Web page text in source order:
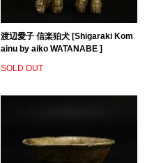
渡辺愛子 信楽狛犬 [Shigaraki Kom
ainu by aiko WATANABE ]
SOLD OUT